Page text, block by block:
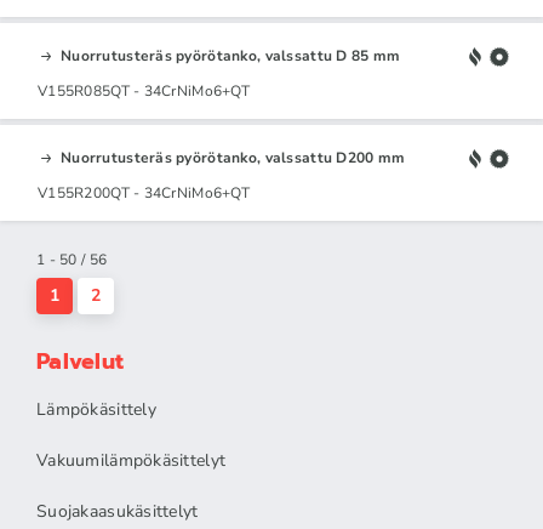
Nuorrutusteräs pyörötanko, valssattu D 85 mm
V155R085QT - 34CrNiMo6+QT
Nuorrutusteräs pyörötanko, valssattu D200 mm
V155R200QT - 34CrNiMo6+QT
1 - 50 / 56
1 2
Palvelut
Lämpökäsittely
Vakuumilämpökäsittelyt
Suojakaasukäsittelyt